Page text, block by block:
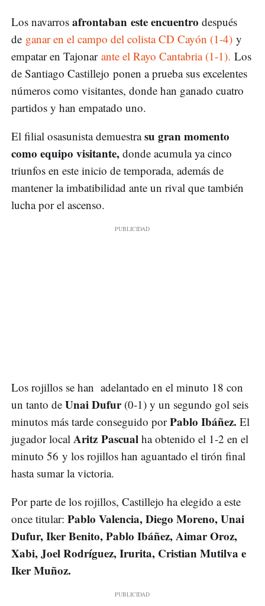
Los navarros afrontaban este encuentro después
de ganar en el campo del colista CD Cayón (1-4) y
empatar en Tajonarante el Rayo Cantabria (1-1). Los
de Santiago Castillejo ponen a prueba sus excelentes
números como visitantes, donde han ganado cuatro
partidos y han empatado uno.
El filial osasunista demuestrasu gran momento
como equipo visitante, donde acumula ya cinco
triunfos en este inicio de temporada, además de
mantener la imbatibilidad ante un rival que también
lucha por el ascenso.
Los rojillos se han adelantado en el minuto 18 con
un tanto de Unai Dufur(0-1) y un segundo gol seis
minutos más tarde conseguido porPablo Ibáñez. El
jugador local Aritz Pascual ha obtenido el 1-2 en el
minuto 56 y los rojillos han aguantado el tirón final
hasta sumar la victoria.
Por parte de los rojillos, Castillejo ha elegido a este
once titular: Pablo Valencia, Diego Moreno, Unai
Dufur, Iker Benito, Pablo Ibáñez, Aimar Oroz,
Xabi, Joel Rodríguez, Irurita, Cristian Mutilva e
Iker Muñoz.